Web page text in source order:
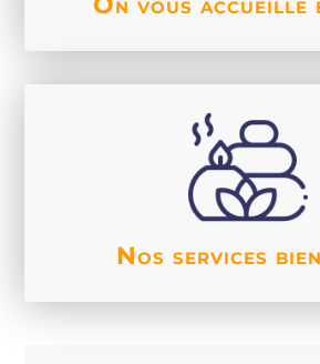
Nos services
Sauna, bains-
massages